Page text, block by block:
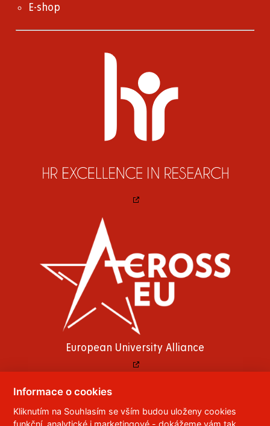
E-shop
European University Alliance
© 2023 Univerzita Pardubice,Studentská 95
Informace o cookies
Kliknutím na Souhlasím se vším budou uloženy cookies
funkční, analytické i marketingové - dokážeme vám tak